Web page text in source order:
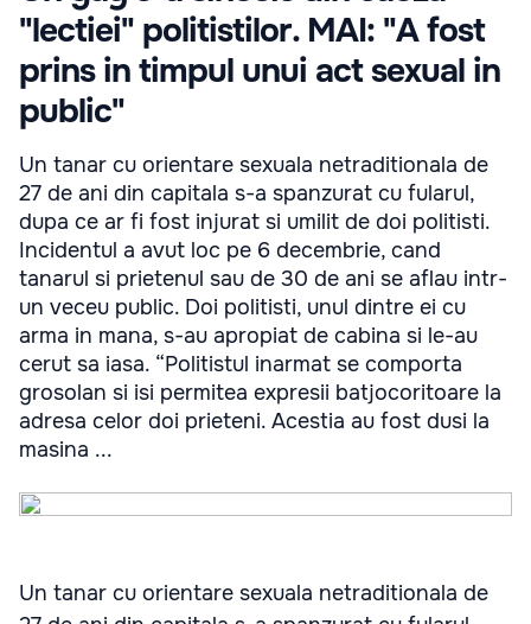
"lectiei" politistilor. MAI: "A fost
prins in timpul unui act sexual in
public"
Un tanar cu orientare sexuala netraditionala de
27 de ani din capitala s-a spanzurat cu fularul,
dupa ce ar fi fost injurat si umilit de doi politisti.
Incidentul a avut loc pe 6 decembrie, cand
tanarul si prietenul sau de 30 de ani se aflau intr-
un veceu public. Doi politisti, unul dintre ei cu
arma in mana, s-au apropiat de cabina si le-au
cerut sa iasa. “Politistul inarmat se comporta
grosolan si isi permitea expresii batjocoritoare la
adresa celor doi prieteni. Acestia au fost dusi la
masina ...
Un tanar cu orientare sexuala netraditionala de